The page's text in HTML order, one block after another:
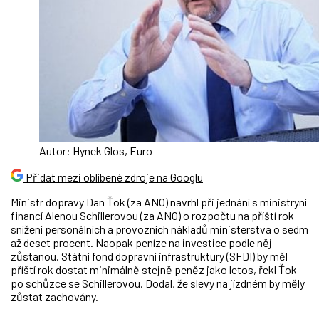
Autor: Hynek Glos, Euro
Přidat mezi oblíbené zdroje na Googlu
Ministr dopravy Dan Ťok (za ANO) navrhl při jednání s ministryní
financí Alenou Schillerovou (za ANO) o rozpočtu na příští rok
snížení personálních a provozních nákladů ministerstva o sedm
až deset procent. Naopak peníze na investice podle něj
zůstanou. Státní fond dopravní infrastruktury (SFDI) by měl
příští rok dostat minimálně stejně peněz jako letos, řekl Ťok
po schůzce se Schillerovou. Dodal, že slevy na jízdném by měly
zůstat zachovány.